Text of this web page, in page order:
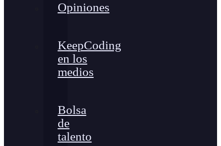
Opiniones
KeepCoding
en los
medios
Bolsa
de
talento